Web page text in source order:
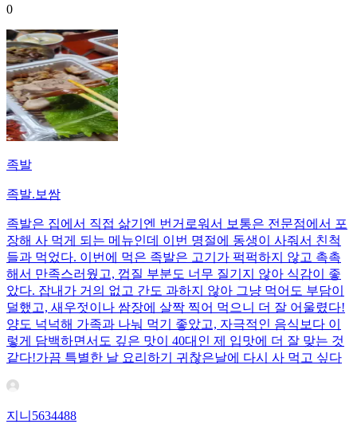
0
족발
족발.보쌈
족발은 집에서 직접 삶기엔 번거로워서 보통은 전문점에서 포
장해 사 먹게 되는 메뉴인데 이번 명절에 동생이 사줘서 친척
들과 먹었다. 이번에 먹은 족발은 고기가 퍽퍽하지 않고 촉촉
해서 만족스러웠고, 껍질 부분도 너무 질기지 않아 식감이 좋
았다. 잡내가 거의 없고 간도 과하지 않아 그냥 먹어도 부담이
덜했고, 새우젓이나 쌈장에 살짝 찍어 먹으니 더 잘 어울렸다!
양도 넉넉해 가족과 나눠 먹기 좋았고, 자극적인 음식보다 이
렇게 담백하면서도 깊은 맛이 40대인 제 입맛에 더 잘 맞는 것
같다!가끔 특별한 날 요리하기 귀찮은날에 다시 사 먹고 싶다
지니5634488